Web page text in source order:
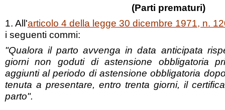
(Parti prematuri)
1. All'articolo 4 della legge 30 dicembre 1971, n.
i seguenti commi:
"Qualora il parto avvenga in data anticipata
giorni non goduti di astensione obbligatoria
aggiunti al periodo di astensione obbligatoria
tenuta a presentare, entro trenta giorni, il
parto".